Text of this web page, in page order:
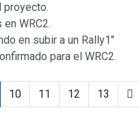
proyecto.
WRC2.
en subir a un Rally1"
para el WRC2.
10 11 12 13